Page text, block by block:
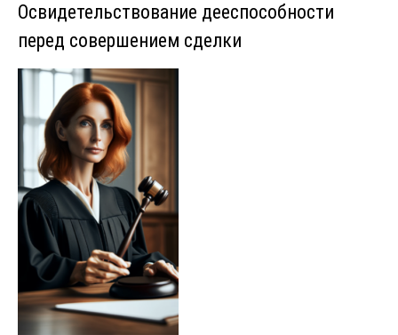
Освидетельствование дееспособности
перед совершением сделки